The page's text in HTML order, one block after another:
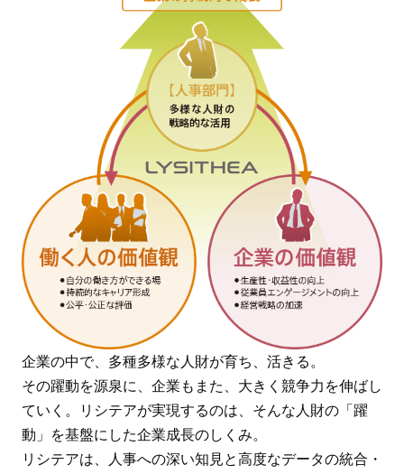
企業の中で、多種多様な人財が育ち、活きる。
その躍動を源泉に、企業もまた、大きく競争力を伸ばし
ていく。リシテアが実現するのは、そんな人財の「躍
動」を基盤にした企業成長のしくみ。
リシテアは、人事への深い知見と高度なデータの統合・